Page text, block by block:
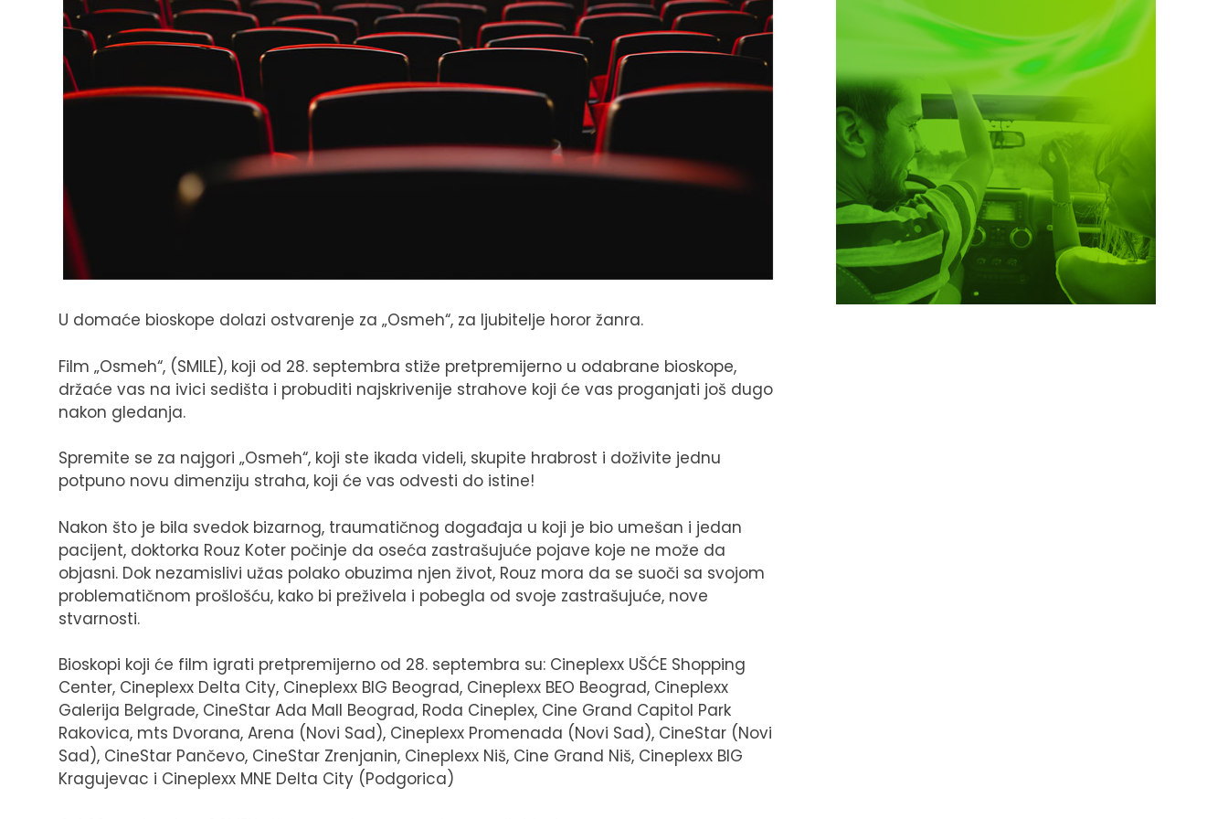
U domaće bioskope dolazi ostvarenje za „Osmeh“, za ljubitelje horor žanra.
Film „Osmeh“, (SMILE), koji od 28. septembra stiže pretpremijerno u odabrane bioskope,
držaće vas na ivici sedišta i probuditi najskrivenije strahove koji će vas proganjati još dugo
nakon gledanja.
Spremite se za najgori „Osmeh“, koji ste ikada videli, skupite hrabrost i doživite jednu
potpuno novu dimenziju straha, koji će vas odvesti do istine!
Nakon što je bila svedok bizarnog, traumatičnog događaja u koji je bio umešan i jedan
pacijent, doktorka Rouz Koter počinje da oseća zastrašujuće pojave koje ne može da
objasni. Dok nezamislivi užas polako obuzima njen život, Rouz mora da se suoči sa svojom
problematičnom prošlošću, kako bi preživela i pobegla od svoje zastrašujuće, nove
stvarnosti.
Bioskopi koji će film igrati pretpremijerno od 28. septembra su: Cineplexx UŠĆE Shopping
Center, Cineplexx Delta City, Cineplexx BIG Beograd, Cineplexx BEO Beograd, Cineplexx
Galerija Belgrade, CineStar Ada Mall Beograd, Roda Cineplex, Cine Grand Capitol Park
Rakovica, mts Dvorana, Arena (Novi Sad), Cineplexx Promenada (Novi Sad), CineStar (Novi
Sad), CineStar Pančevo, CineStar Zrenjanin, Cineplexx Niš, Cine Grand Niš, Cineplexx BIG
Kragujevac i Cineplexx MNE Delta City (Podgorica)